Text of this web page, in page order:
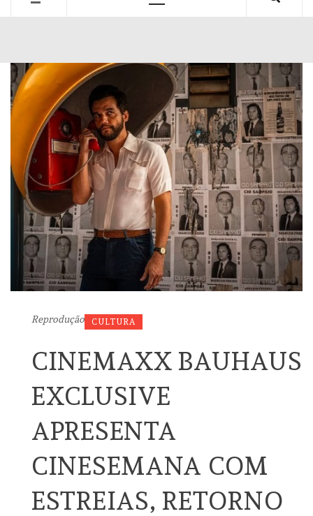
Reprodução CULTURA
CINEMAXX BAUHAUS
EXCLUSIVE
APRESENTA
CINESEMANA COM
ESTREIAS, RETORNO